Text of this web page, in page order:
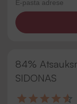
84%
SIDONAS